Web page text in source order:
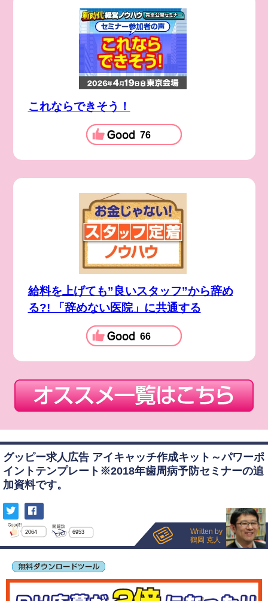
これならできそう！
76
給料を上げても”良いスタッフ”から辞め
る?! 「辞めない医院」に共通する
66
グッピー求人広告 アイキャッチ作成キット～パワーポ
イントテンプレート※2018年歯周病予防セミナーの追
加資料です。
2064 6953
Written by
鶴岡 克人